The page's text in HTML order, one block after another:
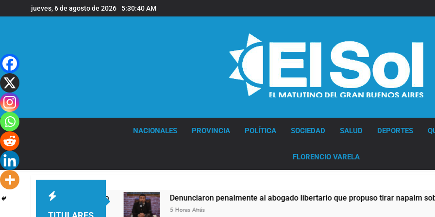
al
jueves, 6 de agosto de 2026 5:30:40 AM
NACIONALES PROVINCIA POLÍTICA SOCIEDAD SALUD DEPORTES
FLORENCIO VARELA
ráfagas de viento Denunciaron penalmente al abogado libertario que propuso tirar napalm sobre
5 Horas Atrás